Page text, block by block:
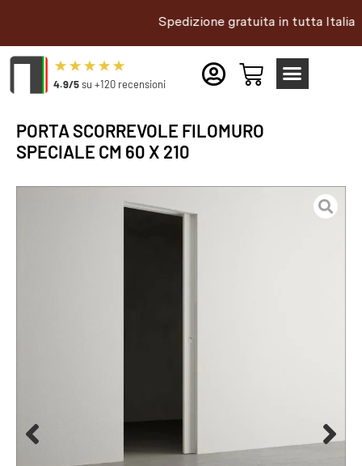
Spedizione gratuita in tutta Italia |
4.9/5su +120 recensioni
PORTA SCORREVOLE FILOMURO
SPECIALE CM 60 X 210